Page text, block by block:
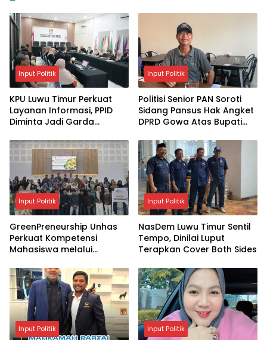
Input Politik
KPU Luwu Timur Perkuat
Layanan Informasi, PPID
Diminta Jadi Garda
Input Politik
Politisi Senior PAN Soroti
Sidang Pansus Hak Angket
DPRD Gowa Atas Bupati
Input Politik
GreenPreneurship Unhas
Perkuat Kompetensi
Mahasiswa melalui
Keberlanjutan
Input Politik
NasDem Luwu Timur Sentil
Tempo, Dinilai Luput
Terapkan Cover Both Sides
Input Politik Input Politik